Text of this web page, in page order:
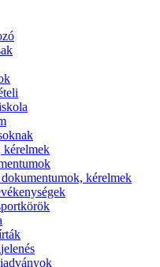
kérelmek
kérelmek